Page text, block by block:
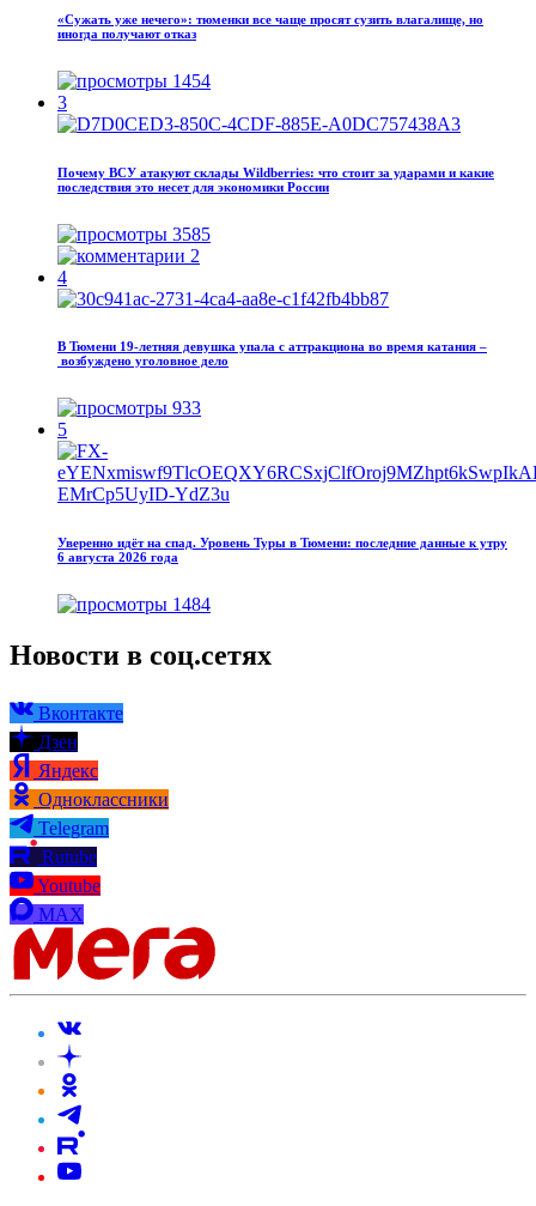
«Сужать уже нечего»: тюменки все чаще просят сузить влагалище, но
иногда получают отказ
1454
3
Почему ВСУ атакуют склады Wildberries: что стоит за ударами и какие
последствия это несет для экономики России
3585
2
4
В Тюмени 19‑летняя девушка упала с аттракциона во время катания –
возбуждено уголовное дело
933
5
Уверенно идёт на спад. Уровень Туры в Тюмени: последние данные к утру
6 августа 2026 года
1484
Новости в соц.сетях
Вконтакте
Дзен
Яндекс
Одноклассники
Telegram
Rutube
Youtube
MAX